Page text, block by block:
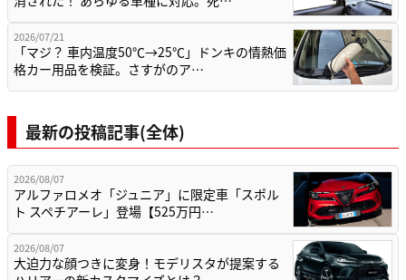
2026/07/21
「マジ？ 車内温度50℃→25℃」ドンキの情熱価
格カー用品を検証。さすがのア…
最新の投稿記事(全体)
2026/08/07
アルファロメオ「ジュニア」に限定車「スポル
ト スペチアーレ」登場【525万円…
2026/08/07
大迫力な顔つきに変身！モデリスタが提案する